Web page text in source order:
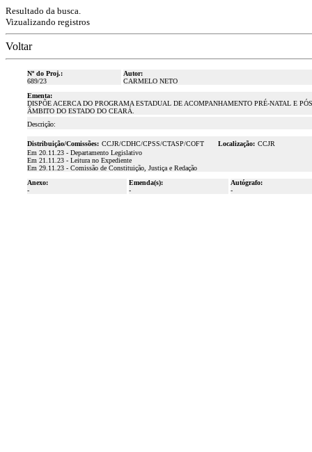
Resultado da busca.
Vizualizando registros
Voltar
Nº do Proj.:
689/23
Autor:
CARMELO NETO
Ementa:
DISPÕE ACERCA DO PROGRAMA ESTADUAL DE ACOMPANHAMENTO PRÉ-NATAL E
ÂMBITO DO ESTADO DO CEARÁ.
Descrição:
Distribuição/Comissões: CCJR/CDHC/CPSS/CTASP/COFT Localização: CCJR
Em 20.11.23 - Departamento Legislativo
Em 21.11.23 - Leitura no Expediente
Em 29.11.23 - Comissão de Constituição, Justiça e Redação
Anexo:
-
Emenda(s):
-
Autógrafo:
-